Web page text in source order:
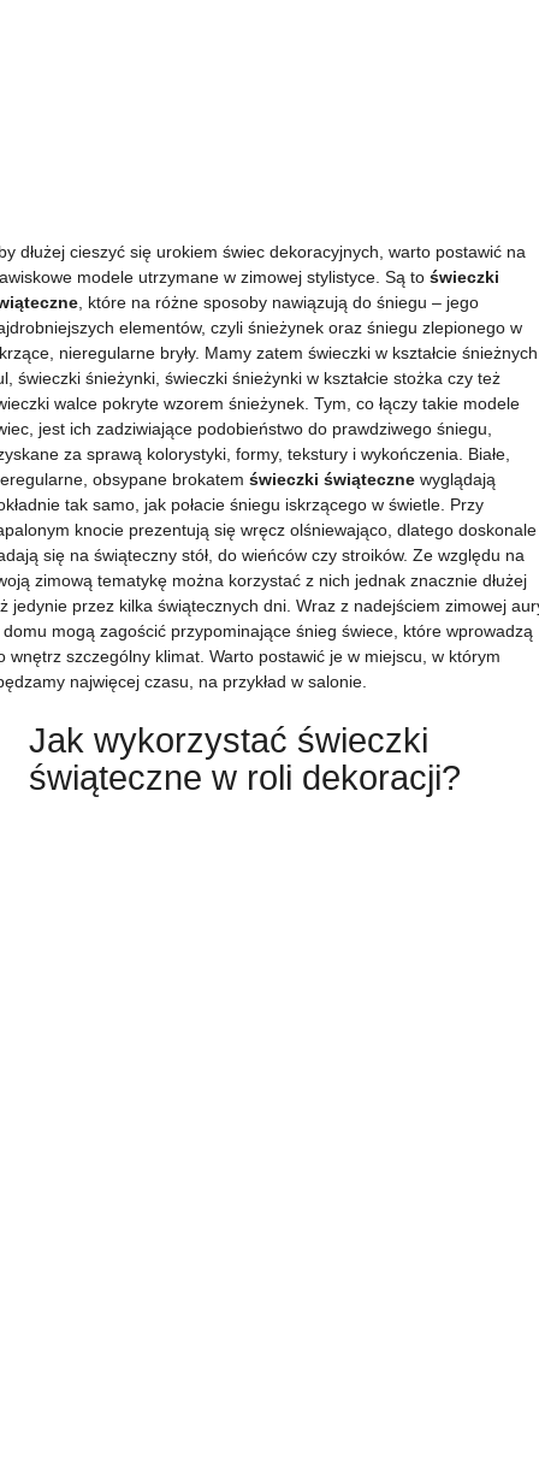
dłużej cieszyć się urokiem świec dekoracyjnych, warto postawić na
modele utrzymane w zimowej stylistyce. Są toświeczki
, które na różne sposoby nawiązują do śniegu – jego
elementów, czyli śnieżynek oraz śniegu zlepionego w
nieregularne bryły. Mamy zatem świeczki w kształcie śnieżnych
świeczki śnieżynki, świeczki śnieżynki w kształcie stożka czy też
walce pokryte wzorem śnieżynek. Tym, co łączy takie modele
jest ich zadziwiające podobieństwo do prawdziwego śniegu,
za sprawą kolorystyki, formy, tekstury i wykończenia. Białe,
obsypane brokatem świeczki świątecznewyglądają
tak samo, jak połacie śniegu iskrzącego w świetle. Przy
knocie prezentują się wręcz olśniewająco, dlatego doskonale
się na świąteczny stół, do wieńców czy stroików. Ze względu na
zimową tematykę można korzystać z nich jednak znacznie dłużej
jedynie przez kilka świątecznych dni. Wraz z nadejściem zimowej
domu mogą zagościć przypominające śnieg świece, które wprowadzą
wnętrz szczególny klimat. Warto postawić je w miejscu, w którym
najwięcej czasu, na przykład w salonie.
Jak wykorzystać świeczki
świąteczne w roli dekoracji?